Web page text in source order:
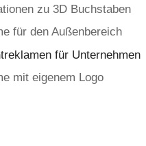
zu 3D Buchstaben
für den Außenbereich
für Unternehmen
mit eigenem Logo